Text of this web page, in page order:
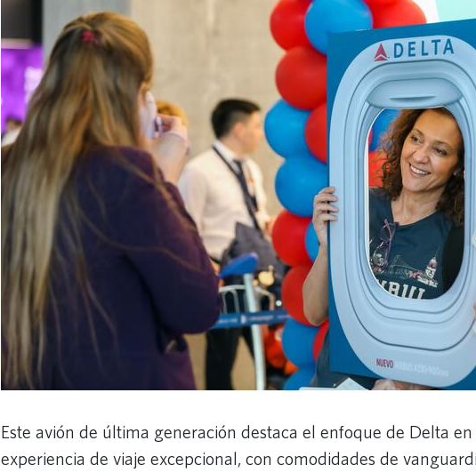
Este avión de última generación destaca el enfoque de Delta
experiencia de viaje excepcional, con comodidades de